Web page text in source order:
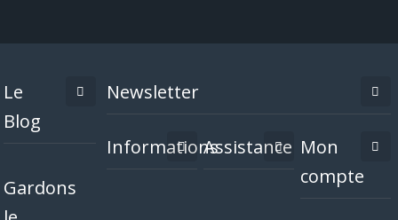
Le
Blog
Gardons
Newsletter
InformationsAssistance Mon
compte